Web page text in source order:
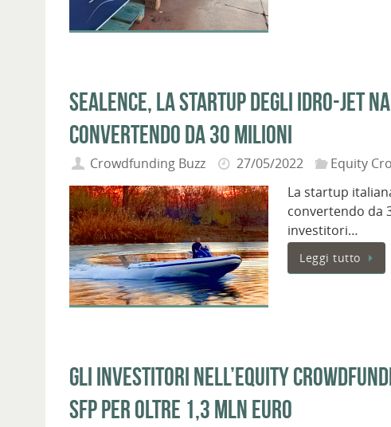
Sealence, la startup degli idro-jet
convertendo da 30 milioni
Crowdfunding Buzz 27/05/2022
Equity
La startup
convertendo da
investitori…
Leggi tutto
Gli investitori nell’equity
sfp per oltre 1,3 mln euro